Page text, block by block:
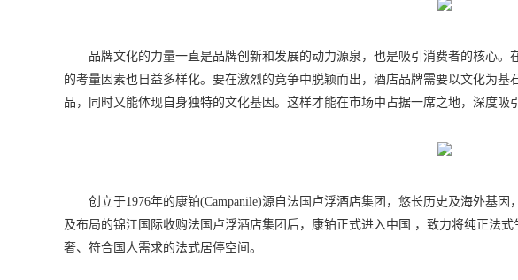
品牌文化的力量一直是品牌创新和发展的动力源泉，也是吸引消费者的核心
的考量因素也日益多样化。要在激烈的竞争中脱颖而出，酒店品牌需要以文化为
品，同时又能体现自身独特的文化基因。这样才能在市场中占据一席之地，深度吸
创立于1976年的康铂(Campanile)源自法国卢浮酒店集团，悠长历史及海外基
及布局的锦江国际收购法国卢浮酒店集团后，康铂正式进入中国 ，致力将纯正法
奢、符合国人需求的法式居停空间。